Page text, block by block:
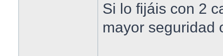
Si lo fijáis con 2
mayor seguridad